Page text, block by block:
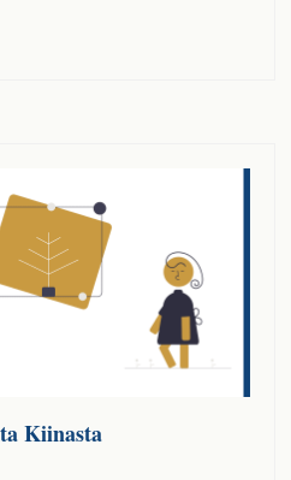
Kiinasta